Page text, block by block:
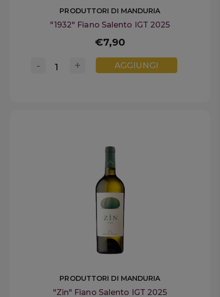
PRODUTTORI DI MANDURIA
"1932" Fiano Salento IGT 2025
€7,90
+
- AGGIUNGI
PRODUTTORI DI MANDURIA
"Zin" Fiano Salento IGT 2025